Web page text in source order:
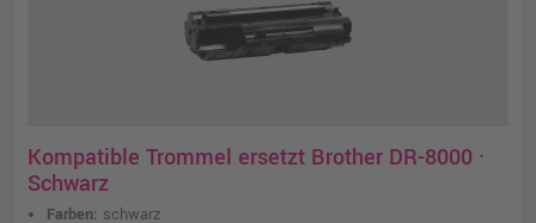
Kompatible Trommel ersetzt Brother DR-8000 ·
Schwarz
Farben: schwarz